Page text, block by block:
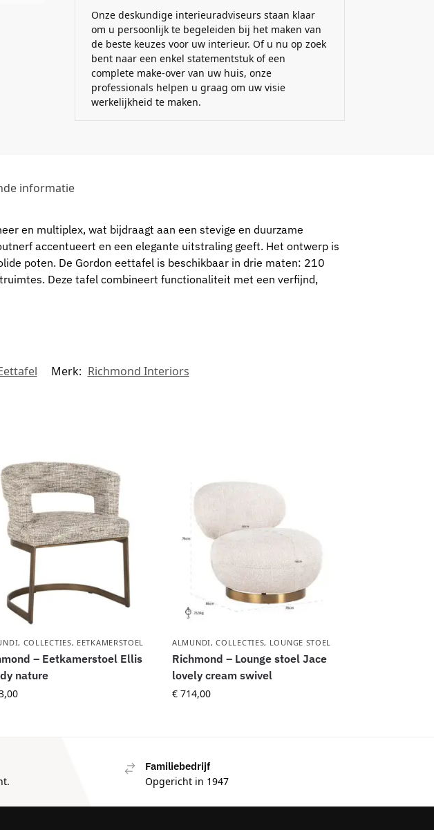
Onze deskundige interieuradviseurs staan klaar
om u persoonlijk te begeleiden bij het maken van
de beste keuzes voor uw interieur. Of u nu op zoek
bent naar een enkel statementstuk of een
complete make-over van uw huis, onze
professionals helpen u graag om uw visie
werkelijkheid te maken.
informatie
en multiplex, wat bijdraagt aan een stevige en duurzame
accentueert en een elegante uitstraling geeft. Het ontwerp is
poten. De Gordon eettafel is beschikbaar in drie maten: 210
Deze tafel combineert functionaliteit met een verfijnd,
Merk: Richmond Interiors
, COLLECTIES, EETKAMERSTOEL
– Eetkamerstoel Ellis
nature
ALMUNDI,COLLECTIES, LOUNGE STOEL
Richmond – Lounge stoel Jace
lovely cream swivel
€ 714,00
Familiebedrijf
Opgericht in 1947